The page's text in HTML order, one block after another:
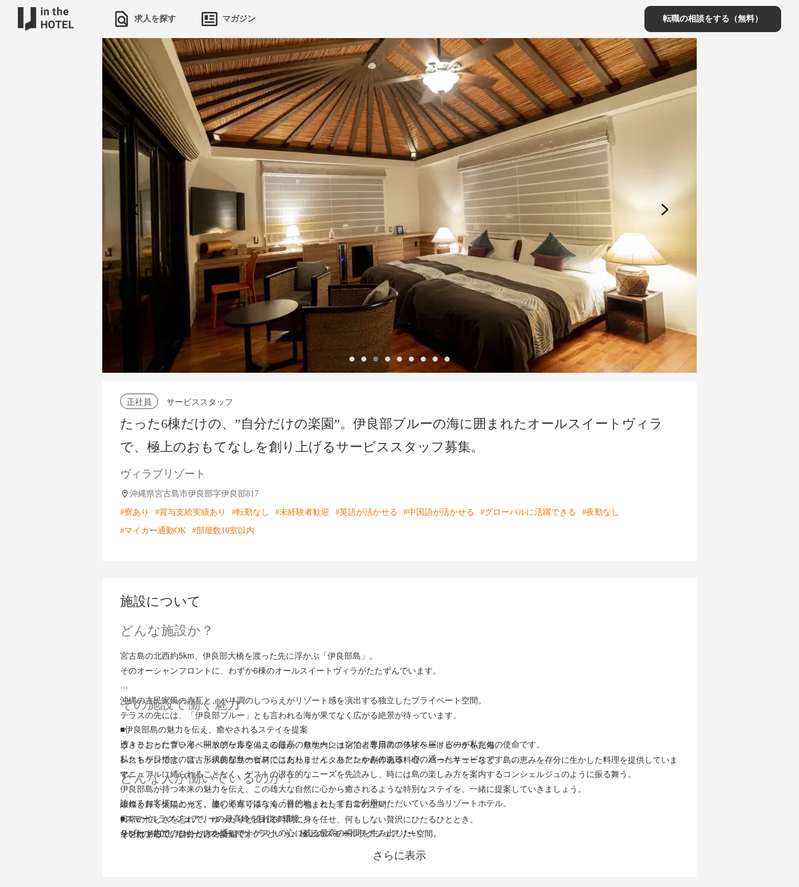
求人を探す マガジン 転職の相談をする（無料）
正社員 サービススタッフ
たった6棟だけの、”自分だけの楽園”。伊良部ブルーの海に囲まれたオールスイートヴィラ
で、極上のおもてなしを創り上げるサービススタッフ募集。
ヴィラブリゾート
沖縄県宮古島市伊良部字伊良部817
#寮あり #賞与支給実績あり #転勤なし #未経験者歓迎 #英語が活かせる #中国語が活かせる #グローバルに活躍できる #夜勤なし
#マイカー通勤OK #部屋数10室以内
施設について
どんな施設か？
宮古島の北西約5km、伊良部大橋を渡った先に浮かぶ「伊良部島」。
そのオーシャンフロントに、わずか6棟のオールスイートヴィラがたたずんでいます。
沖縄の古民家風の赤瓦と、バリ調のしつらえがリゾート感を演出する独立したプライベート空間。
テラスの先には、「伊良部ブルー」とも言われる海が果てなく広がる絶景が待っています。
ヴィラごとにプライベートプールを備えるほか、敷地内には宿泊者専用のプライベートビーチを完備。
レストランでは、宮古・伊良部島の食材にこだわり、イタリアンや創作琉球料理、バーベキューなど、島の恵みを存分に生かした料理を提供していま
す。
燦燦と輝く太陽の光と、優しく寄り添う海の音に包まれた非日常の空間。
日常の忙しさを忘れて、ゆったりと流れる時間に身を任せ、何もしない贅沢にひたるひととき。
そこはまるで、自分だけの楽園です。
私たちは、最高のくつろぎを体感できる極上のステイを、今日もお届けします。
その施設で働く魅力
■伊良部島の魅力を伝え、癒やされるステイを提案
透きとおった青い海、開放的な青空…この最高のロケーションで、非日常の体験を届けるのが私たちの使命です。
私たちが目指すのは、形式的なサービスではありません。あたたかみのある、心の通ったサービスです。
マニュアルに縛られることなく、ゲストの潜在的なニーズを先読みし、時には島の楽しみ方を案内するコンシェルジュのように振る舞う。
伊良部島が持つ本来の魅力を伝え、この雄大な自然に心から癒されるような特別なステイを、一緒に提案していきましょう。
■スモールラグジュアリーの最高峰を目指す環境
全6棟の独立したオールスイートヴィラという、極上のスモールラグジュアリー空間。
お客様との距離が近いからこそ、一人ひとりの好みに合わせたオーダーメイドのおもてなしを提供できます。
何気ない会話やサービスの細部にまで心を配ることで、お客様の滞在を最高の体験へと導く大きなやりがい。
どんな人が働いているのか？
訪れるお客様にとって、旅の拠点ではなく「目的地」としてもご利用いただいている当リゾートホテル。
リゾート内でのひとときを通して、ゲストの心に残る最高の瞬間を生み出したい。
さらに表示